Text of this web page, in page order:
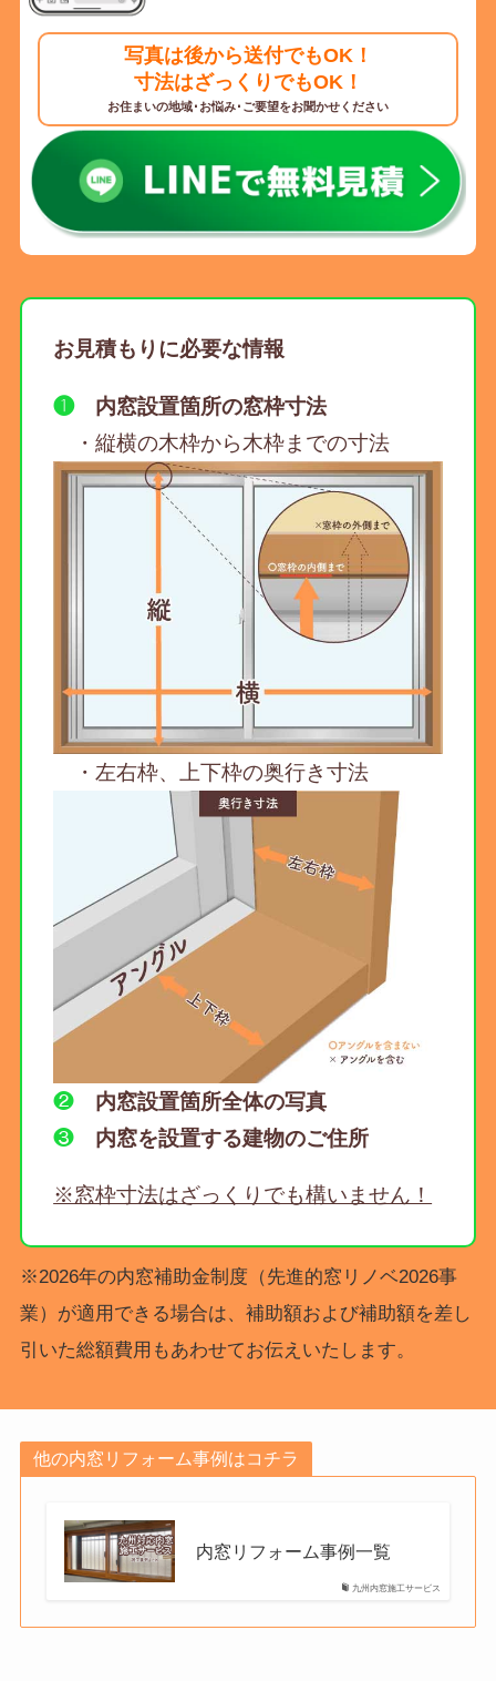
写真は後から送付でもOK！
寸法はざっくりでもOK！
お住まいの地域･お悩み･ご要望をお聞かせください
内窓設置箇所の窓枠寸法
・縦横の木枠から木枠までの寸法
・左右枠、上下枠の奥行き寸法
❷
内窓設置箇所全体の写真
※2026年の内窓補助金制度（先進的窓リノベ2026事
業）が適用できる場合は、補助額および補助額を差し
内窓リフォーム事例一覧